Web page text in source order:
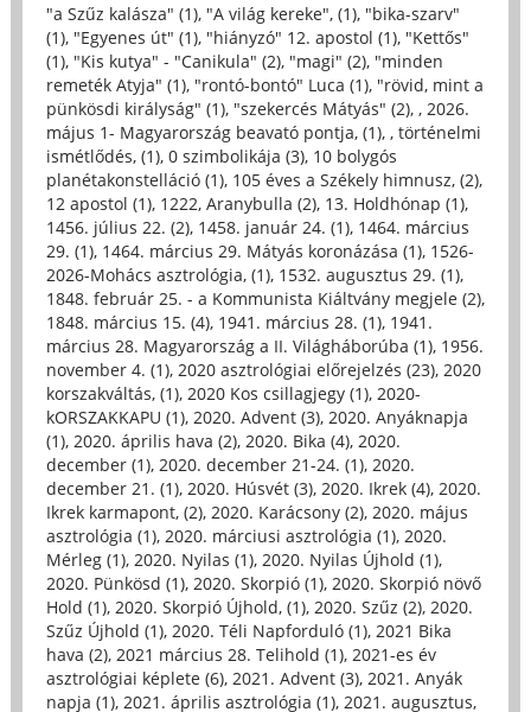
"a Szűz kalásza" (1), "A világ kereke", (1), "bika-szarv"
(1), "Egyenes út" (1), "hiányzó" 12. apostol (1), "Kettős"
(1), "Kis kutya" - "Canikula" (2), "magi" (2), "minden
remeték Atyja" (1), "rontó-bontó" Luca (1), "rövid, mint a
pünkösdi királyság" (1), "szekercés Mátyás" (2), , 2026.
május 1- Magyarország beavató pontja, (1), , történelmi
ismétlődés, (1), 0 szimbolikája (3), 10 bolygós
planétakonstelláció (1), 105 éves a Székely himnusz, (2),
12 apostol (1), 1222, Aranybulla (2), 13. Holdhónap (1),
1456. július 22. (2), 1458. január 24. (1), 1464. március
29. (1), 1464. március 29. Mátyás koronázása (1), 1526-
2026-Mohács asztrológia, (1), 1532. augusztus 29. (1),
1848. február 25. - a Kommunista Kiáltvány megjele (2),
1848. március 15. (4), 1941. március 28. (1), 1941.
március 28. Magyarország a II. Világháborúba (1), 1956.
november 4. (1), 2020 asztrológiai előrejelzés (23), 2020
korszakváltás, (1), 2020 Kos csillagjegy (1), 2020-
kORSZAKKAPU (1), 2020. Advent (3), 2020. Anyáknapja
(1), 2020. április hava (2), 2020. Bika (4), 2020.
december (1), 2020. december 21-24. (1), 2020.
december 21. (1), 2020. Húsvét (3), 2020. Ikrek (4), 2020.
Ikrek karmapont, (2), 2020. Karácsony (2), 2020. május
asztrológia (1), 2020. márciusi asztrológia (1), 2020.
Mérleg (1), 2020. Nyilas (1), 2020. Nyilas Újhold (1),
2020. Pünkösd (1), 2020. Skorpió (1), 2020. Skorpió növő
Hold (1), 2020. Skorpió Újhold, (1), 2020. Szűz (2), 2020.
Szűz Újhold (1), 2020. Téli Napforduló (1), 2021 Bika
hava (2), 2021 március 28. Telihold (1), 2021-es év
asztrológiai képlete (6), 2021. Advent (3), 2021. Anyák
napja (1), 2021. április asztrológia (1), 2021. augusztus,